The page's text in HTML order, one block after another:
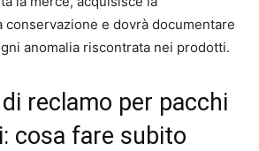
conservazione e dovrà documentare
anomalia riscontrata nei prodotti.
reclamo per pacchi
cosa fare subito